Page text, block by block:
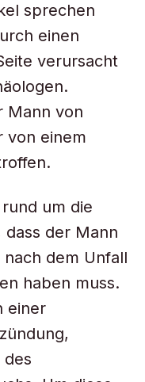
sprechen
einen
verursacht
Mann von
von einem
um die
der Mann
dem Unfall
haben muss.
einer